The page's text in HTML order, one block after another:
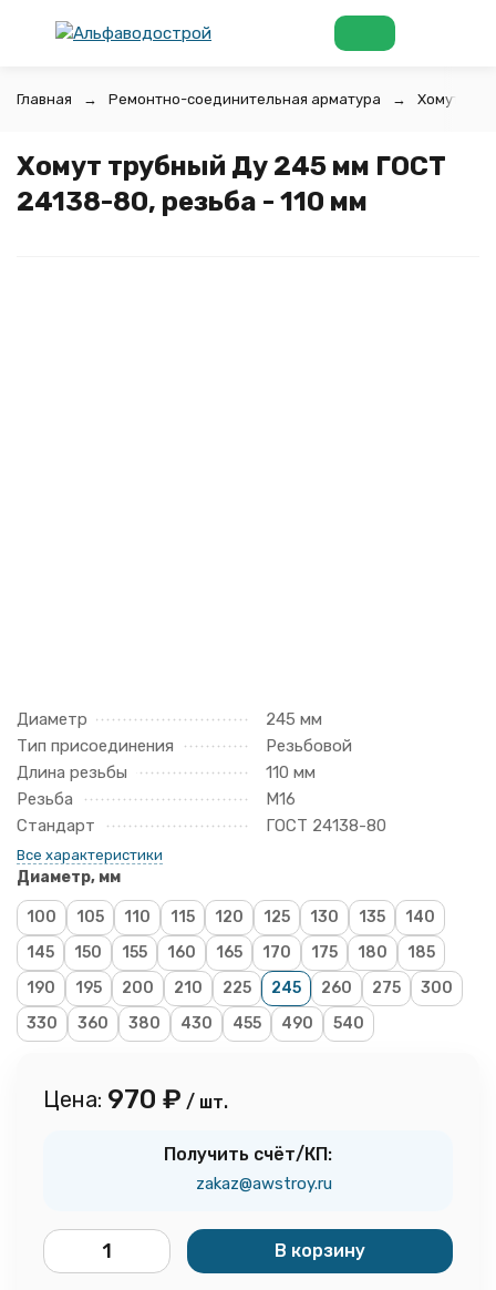
Главная Ремонтно-соединительная арматура Хомуты
Хомут трубный Ду 245 мм ГОСТ
24138-80, резьба - 110 мм
Диаметр
245 мм
Тип присоединения
Резьбовой
Длина резьбы
110 мм
Резьба
М16
Стандарт
ГОСТ 24138-80
Все характеристики
Диаметр, мм
100 105 110 115 120 125 130 135
140
145
150 155 160 165 170 175 180
185
190
195 200 210 225 245 260 275
300
330
360 380 430 455 490 540
Цена: 970 ₽ / шт.
Получить счёт/КП:
zakaz@awstroy.ru
В корзину